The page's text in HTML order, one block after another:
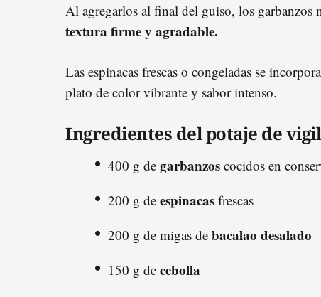
Al agregarlos al final del guiso, los garbanzos
textura firme y agradable.
Las espinacas frescas o congeladas se
plato de color vibrante y sabor intenso.
Ingredientes del potaje de
400 g de garbanzos cocidos en
200 g de espinacas frescas
200 g de migas de bacalao desalado
150 g de cebolla